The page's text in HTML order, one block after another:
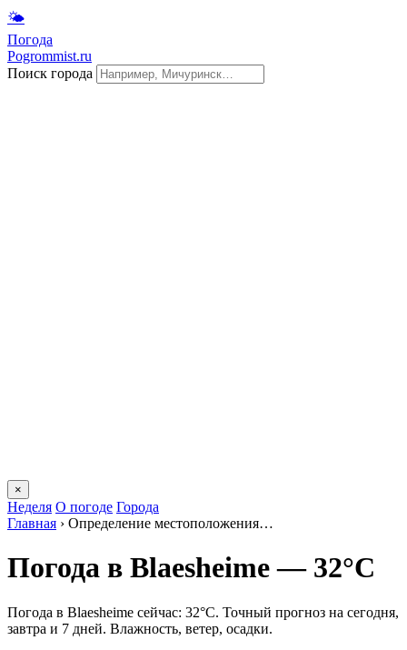
🌤
Погода
Pogrommist.ru
Поиск города
×
Неделя О погоде Города
Главная › Определение местоположения…
Погода в Blaesheimе — 32°C
Погода в Blaesheimе сейчас: 32°C. Точный прогноз на сегодня,
завтра и 7 дней. Влажность, ветер, осадки.